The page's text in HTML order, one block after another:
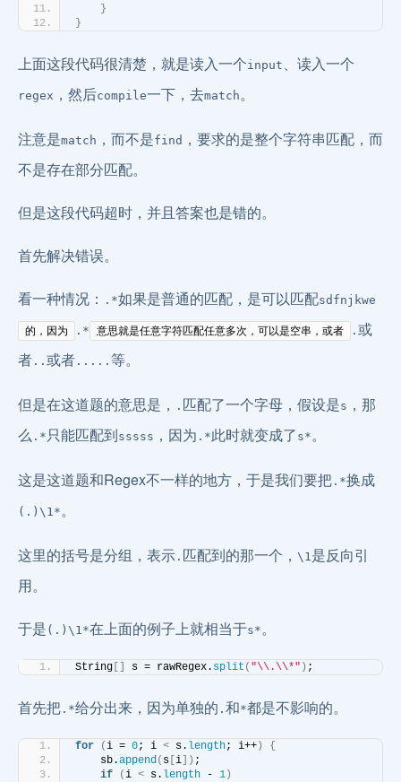
}
}
上面这段代码很清楚，就是读入一个input 、读入一个
regex ，然后compile一下，去match。
注意是match ，而不是find ，要求的是整个字符串匹配，而
不是存在部分匹配。
但是这段代码超时，并且答案也是错的。
首先解决错误。
看一种情况： .*如果是普通的匹配，是可以匹配sdfnjkwe
的，因为 .* 意思就是任意字符匹配任意多次，可以是空串，或者 . 或
者 .. 或者 ..... 等。
但是在这道题的意思是， . 匹配了一个字母，假设是s ，那
么 .* 只能匹配到sssss ，因为 .*此时就变成了 s*。
这是这道题和Regex不一样的地方，于是我们要把 .*换成
(.)\1*。
这里的括号是分组，表示 . 匹配到的那一个， \1是反向引
用。
于是 (.)\1*在上面的例子上就相当于s*。
String s = rawRegex. split ( "\\.\\*" ) ;
首先把 .*给分出来，因为单独的 . 和*都是不影响的。
for (i = 0; i < s. length; i++ )
{
    sb.
append( s i ]) ;
if
(i < s. length - 1 )